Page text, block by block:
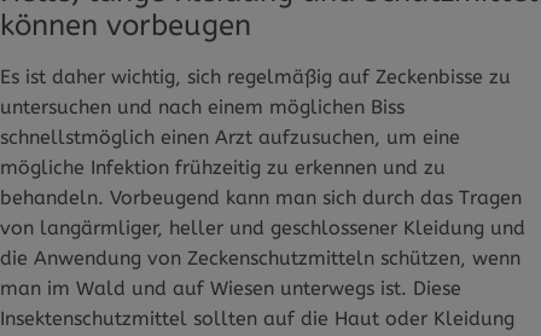
können vorbeugen
Es ist daher wichtig, sich regelmäßig auf Zeckenbisse zu
untersuchen und nach einem möglichen Biss
schnellstmöglich einen Arzt aufzusuchen, um eine
mögliche Infektion frühzeitig zu erkennen und zu
behandeln. Vorbeugend kann man sich durch das Tragen
von langärmliger, heller und geschlossener Kleidung und
die Anwendung von Zeckenschutzmitteln schützen, wenn
man im Wald und auf Wiesen unterwegs ist. Diese
Insektenschutzmittel sollten auf die Haut oder Kleidung